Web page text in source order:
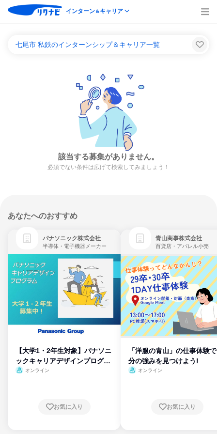
インターン＆キャリア
七尾市 私鉄のインターンシップ＆キャリア一覧
該当する募集がありません。
必須でない条件は広げて検索してみましょう！
あなたへのおすすめ
パナソニック株式会社
半導体・電子機器メーカー
【大学1・2年生対象】パナソニ
ックキャリアデザインプログラ
ム
オンライン
お気に入り
青山商事株式会社
百貨店・アパレル小売
「洋服の青山」の仕事体験
分の強みを見つけよう!
オンライン
お気に入り